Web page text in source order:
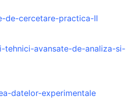
de-cercetare-practica-II
tehnici-avansate-de-analiza-si-
datelor-experimentale